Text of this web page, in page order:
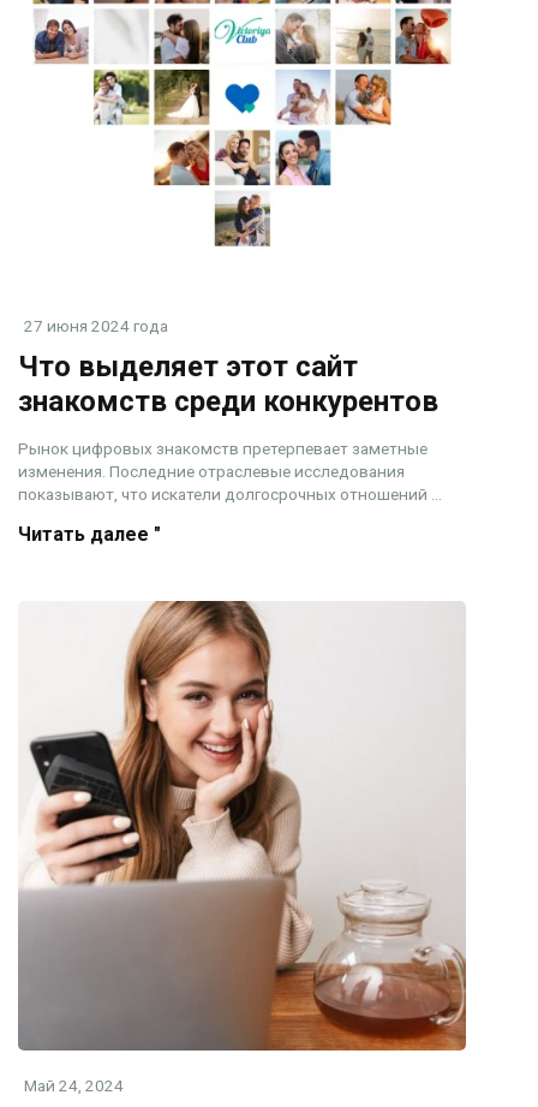
27 июня 2024 года
Что выделяет этот сайт
знакомств среди конкурентов
Рынок цифровых знакомств претерпевает заметные
изменения. Последние отраслевые исследования
показывают, что искатели долгосрочных отношений ...
Читать далее "
Май 24, 2024